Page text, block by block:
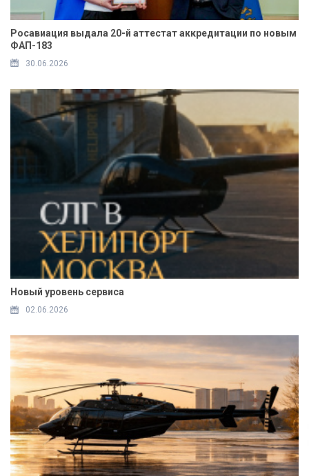
Росавиация выдала 20-й аттестат аккредитации по новым
ФАП-183
30.06.2026
Новый уровень сервиса
02.06.2026